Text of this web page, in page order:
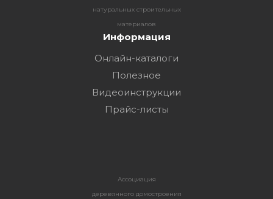
натуральных строительных
материалов
Информация
Онлайн-каталоги
Полезное
Видеоинструкции
Прайс-листы
Ассоциация
деревянного домостроения